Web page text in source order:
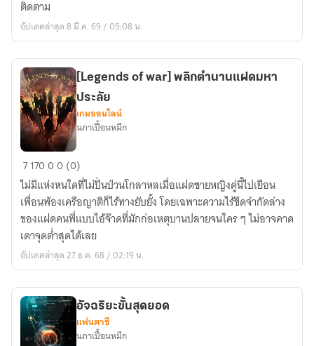
(สถานะ
จบ
ภาค
แรก)
ติดตาม
อัปเดตล่าสุด 8 มี.ค. 69 / 05:08 น.
[Legends
of
war]
พลิก
ตำนาน
แฝด
มหา
[Legends of war] พลิกตำนานแฝดมหา
ประลัย
เกมออนไลน์
นภาเปื้อนหมึก
717000 (0)
ไม่มีแห่งหนใดที่ไม่ปั่นป่วนโกลาหลเมื่อแฝดชายหญิงคู่นี้ไปเยือน
เพื่อนพ้องเครือญาติก็ไร้ทางยับยั้ง โดยเฉพาะความไร้ขีดจำกัดล่าง
ของแฝดคนพี่แบบไอ้จ๊าดที่มักก่อเหตุบานปลายจนใคร ๆ ไม่อาจคาด
เดาจุดต่ำสุดได้เลย
อัปเดตล่าสุด 27 ธ.ค. 68 / 02:19 น.
อัจฉริยะขั้นสุดยอด
แฟนตาซี
นภาเปื้อนหมึก